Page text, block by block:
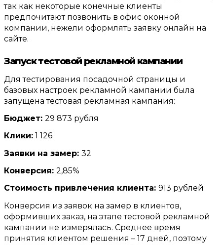
так как некоторые конечные клиенты
предпочитают позвонить в офис оконной
компании, нежели оформлять заявку онлайн на
сайте.
Запуск тестовой рекламной кампании
Для тестирования посадочной страницы и
базовых настроек рекламной кампании была
запущена тестовая рекламная кампания:
Бюджет: 29 873 рубля
Клики: 1 126
Заявки на замер: 32
Конверсия: 2,85%
Стоимость привлечения клиента: 913 рублей
Конверсия из заявок на замер в клиентов,
оформивших заказ, на этапе тестовой рекламной
кампании не измерялась. Среднее время
принятия клиентом решения – 17 дней, поэтому